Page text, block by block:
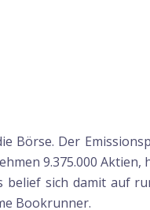
Börse. Der
9.375.000 Aktien,
sich damit auf
Bookrunner.